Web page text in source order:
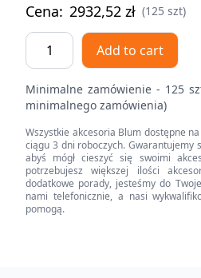
Cena: 2932,52 zł (125 szt)
CLIP
top
szklane
CRISTALLO
110°,
Drzwi
nakładane,
puszka:
na
Add to cart
Minimalne zamówienie - 125
minimalnego zamówienia)
Wszystkie akcesoria Blum dostępne
ciągu 3 dni roboczych. Gwarantujemy
abyś mógł cieszyć się swoimi
potrzebujesz większej ilości
dodatkowe porady, jesteśmy do
nami telefonicznie, a nasi
pomogą.